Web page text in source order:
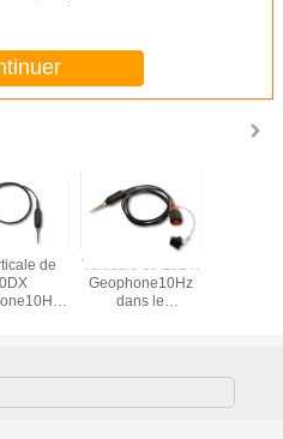
de
Verticale de 20DX
Geophone10Hz
dans le
With KCK